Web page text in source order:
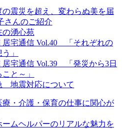
の震災を超え、変わらぬ美を届
さんのご紹介
の湧心苑
居宅通信 Vol.40 「それぞれの
」
居宅通信 Vol.39 「発災から3日
と～」
地震対応について
療・介護・保育の仕事に関心が
ームヘルパーのリアルな魅力を